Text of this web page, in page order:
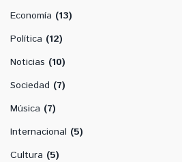
Economía (13)
Política (12)
Noticias (10)
Sociedad (7)
Música (7)
Internacional (5)
Cultura (5)